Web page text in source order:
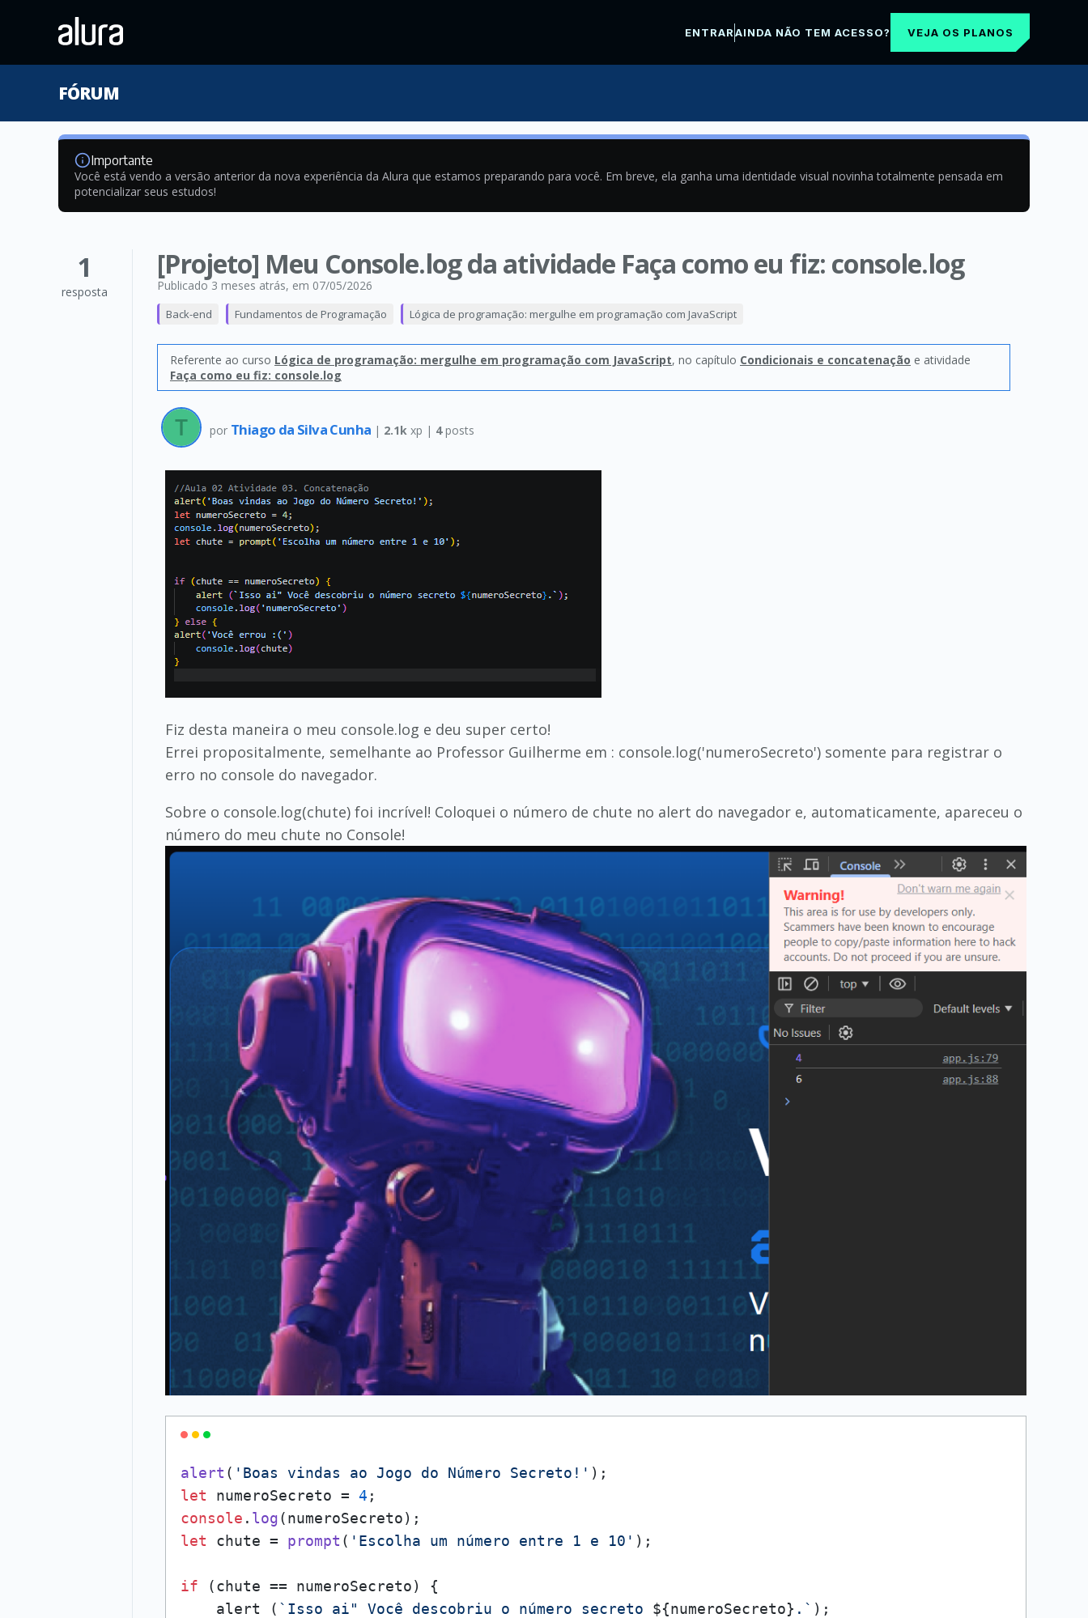
ENTRARAINDA NÃO TEM ACESSO? VEJA OS PLANOS
FÓRUM
Importante
Você está vendo a versão anterior da nova experiência da Alura que estamos preparando para você. Em breve, ela ganha uma identidade visual novinha totalmente pensada em
potencializar seus estudos!
1
resposta
[Projeto] Meu Console.log da atividade Faça como eu fiz: console.log
Publicado 3 meses atrás, em 07/05/2026
Back-end Fundamentos de Programação Lógica de programação: mergulhe em programação com JavaScript
Referente ao curso Lógica de programação: mergulhe em programação com JavaScript, no capítulo Condicionais e concatenação e atividade
Faça como eu fiz: console.log
por Thiago da Silva Cunha | 2.1k xp | 4posts
Fiz desta maneira o meu console.log e deu super certo!
Errei propositalmente, semelhante ao Professor Guilherme em : console.log('numeroSecreto') somente para registrar o
erro no console do navegador.
Sobre o console.log(chute) foi incrível! Coloquei o número de chute no alert do navegador e, automaticamente, apareceu o
número do meu chute no Console!
alert ( 'Boas vindas ao Jogo do Número Secreto!'
let numeroSecreto = 4
console . log
let chute = prompt ( 'Escolha um número entre 1 e 10' );
if (chute == numeroSecreto) {
    alert (
`Isso ai" Você descobriu o número secreto ${numeroSecreto} .` );